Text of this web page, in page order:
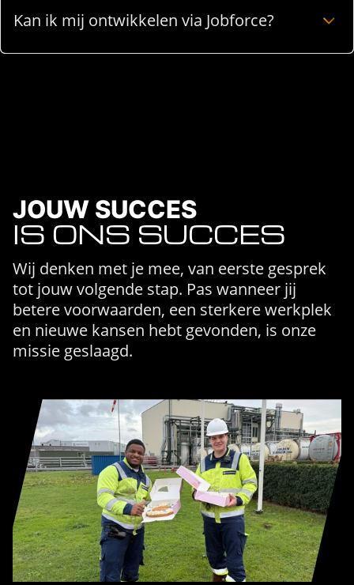
Kan ik mij ontwikkelen via Jobforce?
JOUW SUCCES
IS ONS SUCCES
Wij denken met je mee, van eerste gesprek
tot jouw volgende stap. Pas wanneer jij
betere voorwaarden, een sterkere werkplek
en nieuwe kansen hebt gevonden, is onze
missie geslaagd.